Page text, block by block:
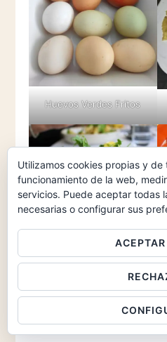
Huevos Verdes Fritos
Huevos Benedictinos
Y ADEMÁS, LAS ÚLTIMAS
Utilizamos cookies propias y
funcionamiento de la web,
servicios. Puede aceptar todas
necesarias o configurar sus